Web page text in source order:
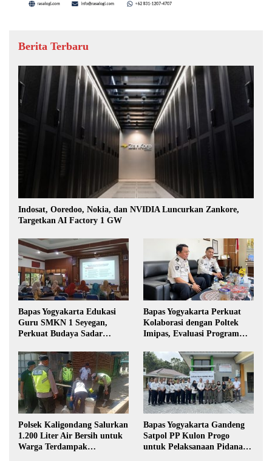
Berita Terbaru
Indosat, Ooredoo, Nokia, dan NVIDIA Luncurkan Zankore,
Targetkan AI Factory 1 GW
Bapas Yogyakarta Edukasi
Guru SMKN 1 Seyegan,
Perkuat Budaya Sadar
Bapas Yogyakarta Perkuat
Kolaborasi dengan Poltek
Imipas, Evaluasi Program
Polsek Kaligondang Salurkan
1.200 Liter Air Bersih untuk
Warga Terdampak
Bapas Yogyakarta Gandeng
Satpol PP Kulon Progo
untuk Pelaksanaan Pidana